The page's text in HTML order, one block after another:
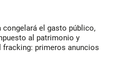
congelará el gasto público,
al patrimonio y
fracking: primeros anuncios